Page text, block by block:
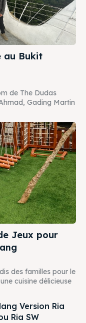
au Bukit
de The Dudas
Gading Martin
Jeux pour
des familles pour le
cuisine délicieuse
Version Ria
Ria SW